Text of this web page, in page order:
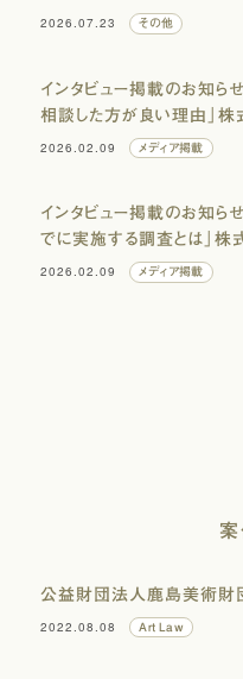
2026.07.23
その他
インタビュー掲載のお知ら
相談した方が良い理由」株
2026.02.09
メディア掲載
インタビュー掲載のお知ら
でに実施する調査とは」株
2026.02.09
メディア掲載
公益財団法人鹿島美術財
2022.08.08
Art Law